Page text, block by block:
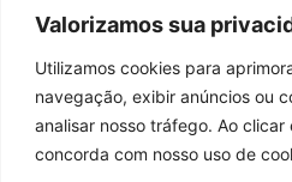
Valorizamos sua
Utilizamos cookies para
navegação, exibir anúncios ou
analisar nosso tráfego. Ao clicar
concorda com nosso uso de
REDES SOCIAIS